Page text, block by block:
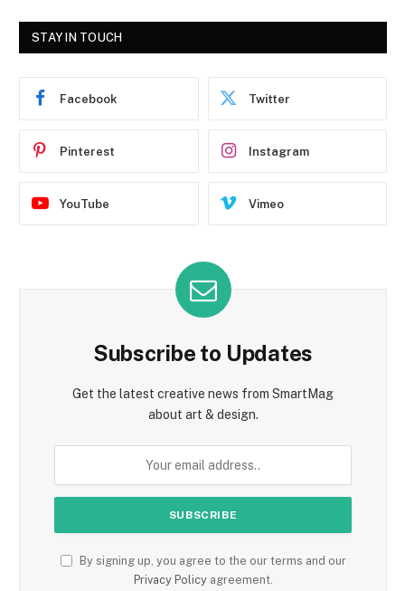
STAY IN TOUCH
Facebook Twitter
Pinterest Instagram
YouTube Vimeo
Subscribe to Updates
Get the latest creative news from SmartMag
about art & design.
By signing up, you agree to the our terms and our
Privacy Policyagreement.